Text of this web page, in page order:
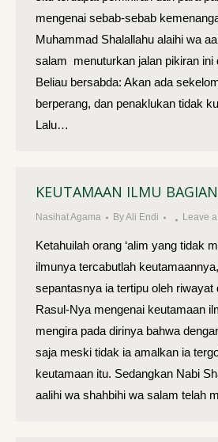
mengenai sebab-sebab
Muhammad Shalallahu alaihi wa
salam menuturkan jalan pikiran ini
Beliau bersabda: Akan ada
berperang, dan penaklukan tidak
Lalu…
KEUTAMAAN ILMU
Nasihat Agama ByAli Endi Leave
Ketahuilah orang ‘alim yang tidak
ilmunya tercabutlah
sepantasnya ia tertipu oleh riwayat
Rasul-Nya mengenai keutamaan
mengira pada dirinya bahwa
saja meski tidak ia amalkan ia
keutamaan itu. Sedangkan Nabi
aalihi wa shahbihi wa salam telah